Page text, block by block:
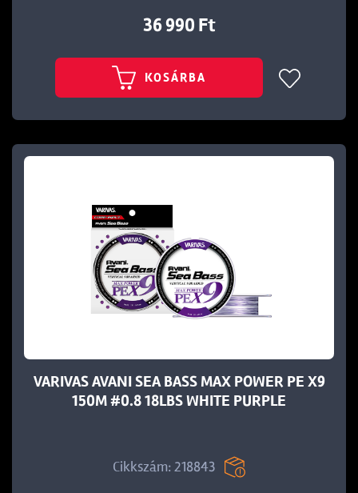
36 990 Ft
KOSÁRBA
VARIVAS AVANI SEA BASS MAX POWER PE X9
150M #0.8 18LBS WHITE PURPLE
Cikkszám: 218843